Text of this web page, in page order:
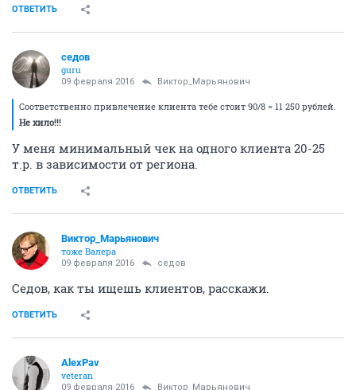
ОТВЕТИТЬ
седов
guru
09 февраля 2016 Виктор_Марьянович
Соответственно привлечение клиента тебе стоит 90/8 = 11 250 рублей.
Не хило!!!
У меня минимальный чек на одного клиента 20-25
т.р. в зависимости от региона.
ОТВЕТИТЬ
Виктор_Марьянович
тоже Валера
09 февраля 2016 седов
Седов, как ты ищешь клиентов, расскажи.
ОТВЕТИТЬ
AlexPav
veteran
09 февраля 2016 Виктор_Марьянович